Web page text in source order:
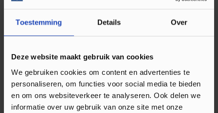
Toestemming Details Over
Deze website maakt gebruik van cookies
We gebruiken cookies om content en advertenties te
personaliseren, om functies voor social media te bieden
en om ons websiteverkeer te analyseren. Ook delen we
informatie over uw gebruik van onze site met onze
Profielen
Dilatatieprofielen
Soort profiel
Klik PVC, Laminaat, Plak PVC